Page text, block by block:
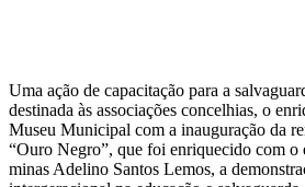
Uma ação de capacitação para a
destinada às associações concelhias, o
Museu Municipal com a inauguração da
“Ouro Negro”, que foi enriquecido com o
minas Adelino Santos Lemos, a